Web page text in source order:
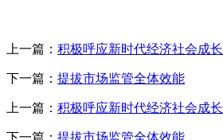
上一篇： 积极呼应新时代经济社会成
下一篇： 提拔市场监管全体效能
上一篇： 积极呼应新时代经济社会成
下一篇： 提拔市场监管全体效能